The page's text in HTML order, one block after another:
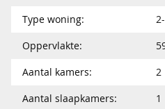
Type woning:
Oppervlakte:
Aantal kamers:
2
Aantal slaapkamers:
1